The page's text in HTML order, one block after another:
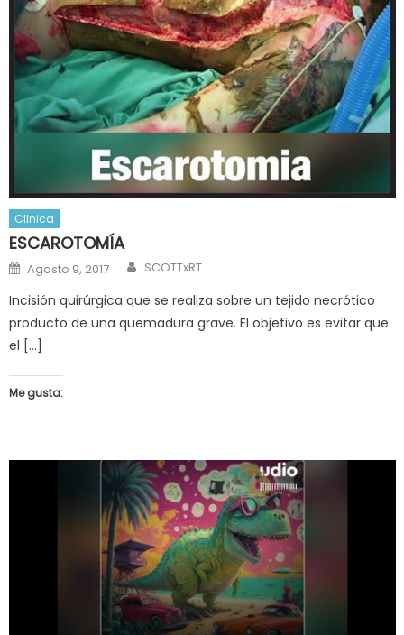
Clinica
ESCAROTOMÍA
Posted
on
Agosto 9, 2017 Author
SCOTTxRT
Incisión quirúrgica que se realiza sobre un tejido necrótico
producto de una quemadura grave. El objetivo es evitar que
el […]
Me gusta: